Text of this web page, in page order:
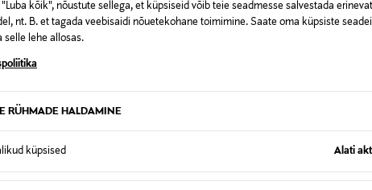
"Luba kõik", nõustute sellega, et küpsiseid võib teie seadmesse salvestada
nt. B. et tagada veebisaidi nõuetekohane toimimine. Saate oma küpsiste
selle lehe allosas.
RÜHMADE HALDAMINE
küpsised Alati
Tagastatavad suletud pakendis kosmeetika- ja loodustooted
KA